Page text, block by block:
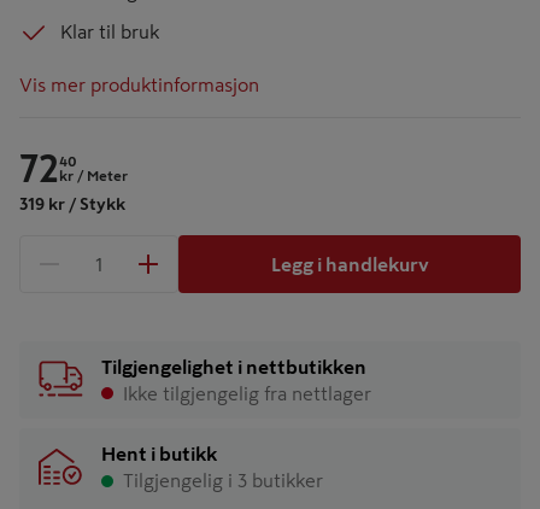
Klar til bruk
Vis mer produktinformasjon
7240
kr / Meter
319 kr / Stykk
1 produkter
Legg i handlekurv
Tilgjengelighet i nettbutikken
Ikke tilgjengelig fra nettlager
Hent i butikk
Tilgjengelig i 3 butikker